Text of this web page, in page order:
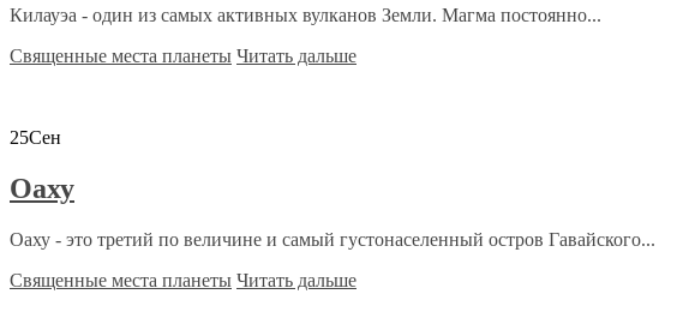
Килауэа - один из самых активных вулканов Земли. Магма постоянно...
Священные места планеты Читать дальше
25Сен
Оаху
Оаху - это третий по величине и самый густонаселенный остров Гавайского...
Священные места планеты Читать дальше